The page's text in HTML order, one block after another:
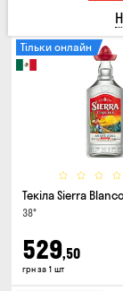
Тільки онлайн
Текіла Sierra
38°
529,50
грн за 1 шт